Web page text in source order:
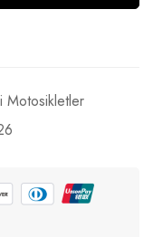
Motosikletler